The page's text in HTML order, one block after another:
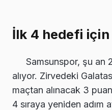
İlk 4 hedefi
Samsunspor, şu an
alıyor. Zirvedeki
maçtan alınacak 3
4 sıraya yeniden adım